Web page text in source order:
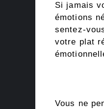
Si jamais
émotions
sentez-
votre plat
Vous ne